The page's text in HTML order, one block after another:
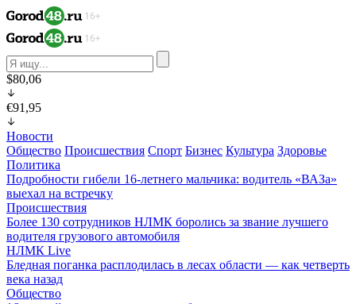
$80,06
€91,95
Новости
Общество Происшествия Спорт Бизнес Культура Здоровье
Политика
Подробности гибели 16-летнего мальчика: водитель «ВАЗа»
выехал на встречку
Происшествия
Более 130 сотрудников НЛМК боролись за звание лучшего
водителя грузового автомобиля
НЛМК Live
Бледная поганка расплодилась в лесах области — как четверть
века назад
Общество